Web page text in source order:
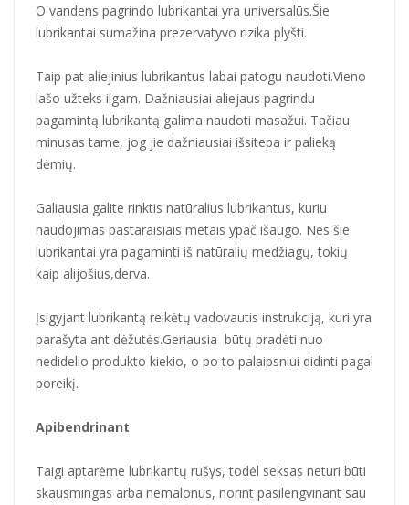
O vandens pagrindo lubrikantai yra universalūs.Šie
lubrikantai sumažina prezervatyvo rizika plyšti.
Taip pat aliejinius lubrikantus labai patogu naudoti.Vieno
lašo užteks ilgam. Dažniausiai aliejaus pagrindu
pagamintą lubrikantą galima naudoti masažui. Tačiau
minusas tame, jog jie dažniausiai išsitepa ir palieką
dėmių.
Galiausia galite rinktis natūralius lubrikantus, kuriu
naudojimas pastaraisiais metais ypač išaugo. Nes šie
lubrikantai yra pagaminti iš natūralių medžiagų, tokių
kaip alijošius,derva.
Įsigyjant lubrikantą reikėtų vadovautis instrukciją, kuri yra
parašyta ant dėžutės.Geriausia būtų pradėti nuo
nedidelio produkto kiekio, o po to palaipsniui didinti pagal
poreikį.
Apibendrinant
Taigi aptarėme lubrikantų rušys, todėl seksas neturi būti
skausmingas arba nemalonus, norint pasilengvinant sau